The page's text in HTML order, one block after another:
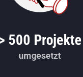
500 Projekte
umgesetzt